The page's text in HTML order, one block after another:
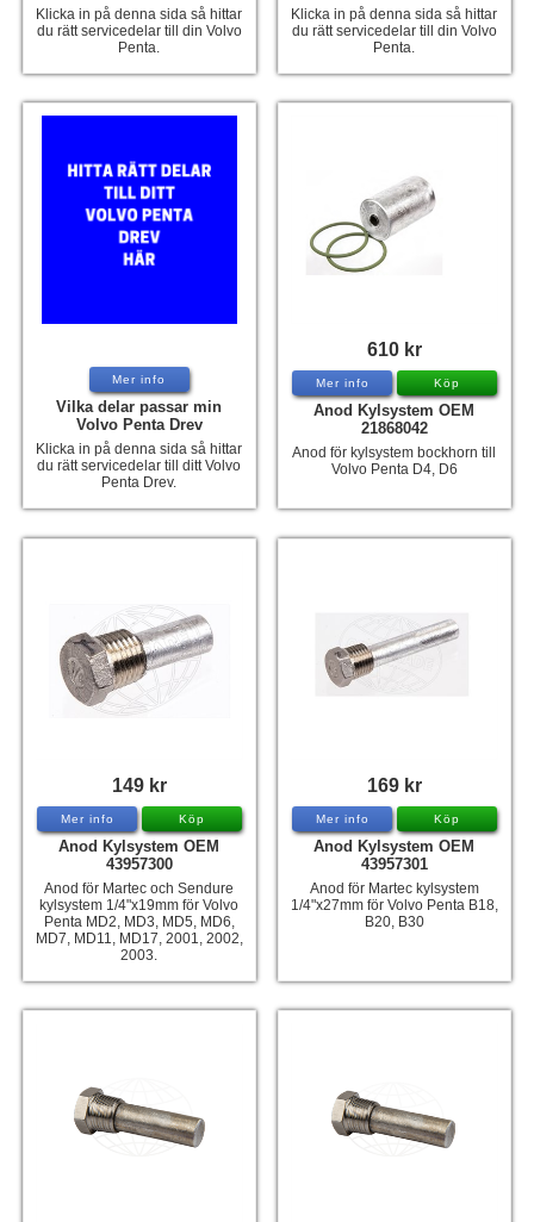
Yanmar Servicedelar
Yamaha Servicedelar
Lowrance
Humminbird
Varta - Batterier
Victron - Batteriladdare
Webasto - Dieselvärmare
Calix - Packline - Takboxar
Thule - Takboxar
Thule - Lasthållare
Begagnade Motorer & Båtar
Klicka in på denna sida så hittar
du rätt servicedelar till din Volvo
Penta.
Klicka in på denna sida så hittar
du rätt servicedelar till din Volvo
Penta.
Mer info
Vilka delar passar min
Volvo Penta Drev
Klicka in på denna sida så hittar
du rätt servicedelar till ditt Volvo
Penta Drev.
610 kr
Mer info Köp
Anod Kylsystem OEM
21868042
Anod för kylsystem bockhorn till
Volvo Penta D4, D6
149 kr
Mer info Köp
Anod Kylsystem OEM
43957300
Anod för Martec och Sendure
kylsystem 1/4"x19mm för Volvo
Penta MD2, MD3, MD5, MD6,
MD7, MD11, MD17, 2001, 2002,
2003.
169 kr
Mer info Köp
Anod Kylsystem OEM
43957301
Anod för Martec kylsystem
1/4"x27mm för Volvo Penta B18,
B20, B30